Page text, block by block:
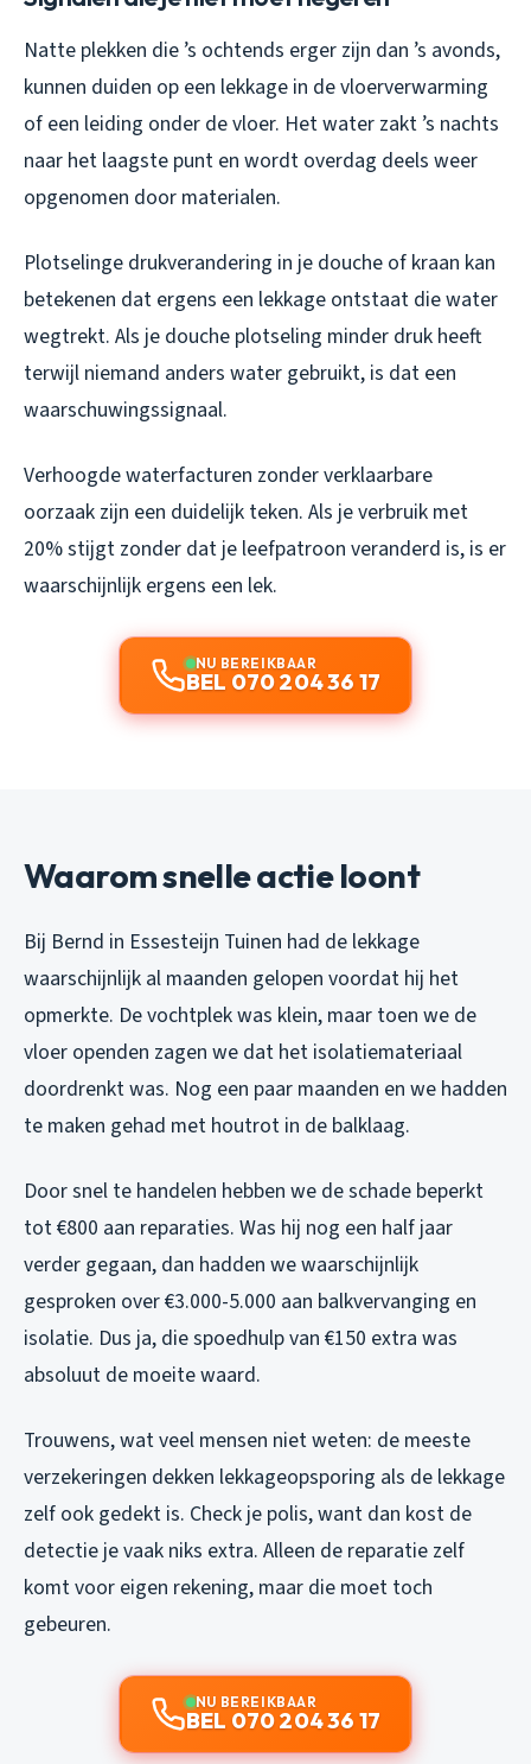
Natte plekken die ’s ochtends erger zijn dan ’s avonds,
kunnen duiden op een lekkage in de vloerverwarming
of een leiding onder de vloer. Het water zakt ’s nachts
naar het laagste punt en wordt overdag deels weer
opgenomen door materialen.
Plotselinge drukverandering in je douche of kraan kan
betekenen dat ergens een lekkage ontstaat die water
wegtrekt. Als je douche plotseling minder druk heeft
terwijl niemand anders water gebruikt, is dat een
waarschuwingssignaal.
Verhoogde waterfacturen zonder verklaarbare
oorzaak zijn een duidelijk teken. Als je verbruik met
20% stijgt zonder dat je leefpatroon veranderd is, is er
waarschijnlijk ergens een lek.
NU BEREIKBAAR
BEL 070 204 36 17
Waarom snelle actie loont
Bij Bernd in Essesteijn Tuinen had de lekkage
waarschijnlijk al maanden gelopen voordat hij het
opmerkte. De vochtplek was klein, maar toen we de
vloer openden zagen we dat het isolatiemateriaal
doordrenkt was. Nog een paar maanden en we hadden
te maken gehad met houtrot in de balklaag.
Door snel te handelen hebben we de schade beperkt
tot €800 aan reparaties. Was hij nog een half jaar
verder gegaan, dan hadden we waarschijnlijk
gesproken over €3.000-5.000 aan balkvervanging en
isolatie. Dus ja, die spoedhulp van €150 extra was
absoluut de moeite waard.
Trouwens, wat veel mensen niet weten: de meeste
verzekeringen dekken lekkageopsporing als de lekkage
zelf ook gedekt is. Check je polis, want dan kost de
detectie je vaak niks extra. Alleen de reparatie zelf
komt voor eigen rekening, maar die moet toch
gebeuren.
NU BEREIKBAAR
BEL 070 204 36 17